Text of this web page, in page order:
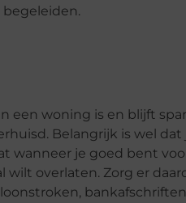
een woning is en blijft
Belangrijk is wel
wanneer je goed bent
wilt overlaten. Zorg er
loonstroken,